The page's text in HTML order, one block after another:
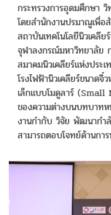
กระทรวงการอุดมศึกษา
โดยสำนักงานปรมาณูเพื่
สถาบันเทคโนโลยีนิวเคลี
จุฬาลงกรณ์มหาวิทยาลัย
สมาคมนิวเคลียร์แห่งประ
โรงไฟฟ้านิวเคลียร์ขนาด
เล็กแบบโมดูลาร์
ของความต่างบนบทบาท
งานกำกับ วิจัย พัฒนากำ
สามารถตอบโจทย์ด้านกา